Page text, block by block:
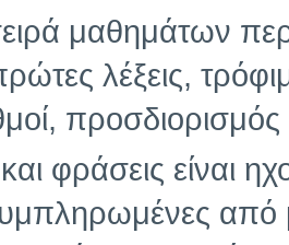
μαθημάτων
λέξεις,
και φράσεις είναι